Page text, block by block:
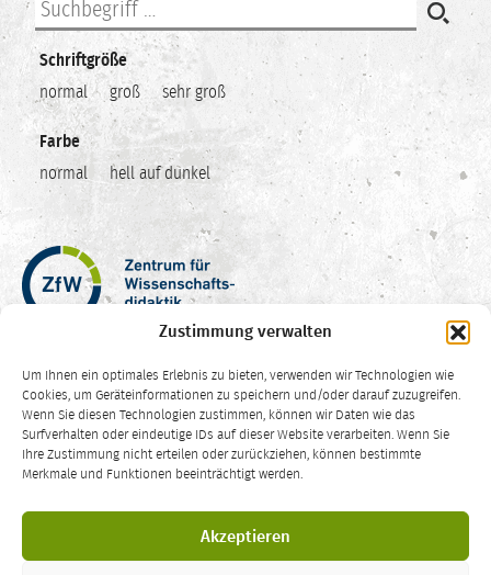
Zustimmung verwalten
Um Ihnen ein optimales Erlebnis zu bieten, verwenden wir Technologien wie
Cookies, um Geräteinformationen zu speichern und/oder darauf zuzugreifen.
Wenn Sie diesen Technologien zustimmen, können wir Daten wie das
Surfverhalten oder eindeutige IDs auf dieser Website verarbeiten. Wenn Sie
Ihre Zustimmung nicht erteilen oder zurückziehen, können bestimmte
Merkmale und Funktionen beeinträchtigt werden.
Akzeptieren
Schriftgröße
normal
groß sehr groß
Farbe
normal
hell auf dunkel
Zentrum
für
Wissenschaftsdidaktik
Ruhr-
Universität
Bochum
CC
SA
Die Inhalte dieser Website sind – sofern nicht anders vermerkt – lizenziert
Creative Commons Namensnennung Weitergabe unter
gleichen Bedingungen 4.0 International Lizenz.